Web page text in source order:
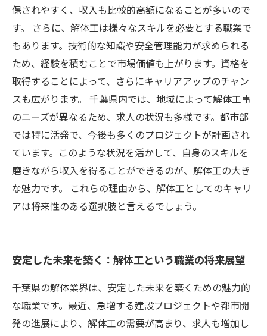
保されやすく、収入も比較的高額になることが多いので
す。 さらに、解体工は様々なスキルを必要とする職業で
もあります。技術的な知識や安全管理能力が求められる
ため、経験を積むことで市場価値も上がります。資格を
取得することによって、さらにキャリアアップのチャン
スも広がります。 千葉県内では、地域によって解体工事
のニーズが異なるため、求人の状況も多様です。都市部
では特に活発で、今後も多くのプロジェクトが計画され
ています。このような状況を活かして、自身のスキルを
磨きながら収入を得ることができるのが、解体工の大き
な魅力です。 これらの理由から、解体工としてのキャリ
アは将来性のある選択肢と言えるでしょう。
安定した未来を築く：解体工という職業の将来展望
千葉県の解体業界は、安定した未来を築くための魅力的
な職業です。最近、急増する建設プロジェクトや都市開
発の進展により、解体工の需要が高まり、求人も増加し